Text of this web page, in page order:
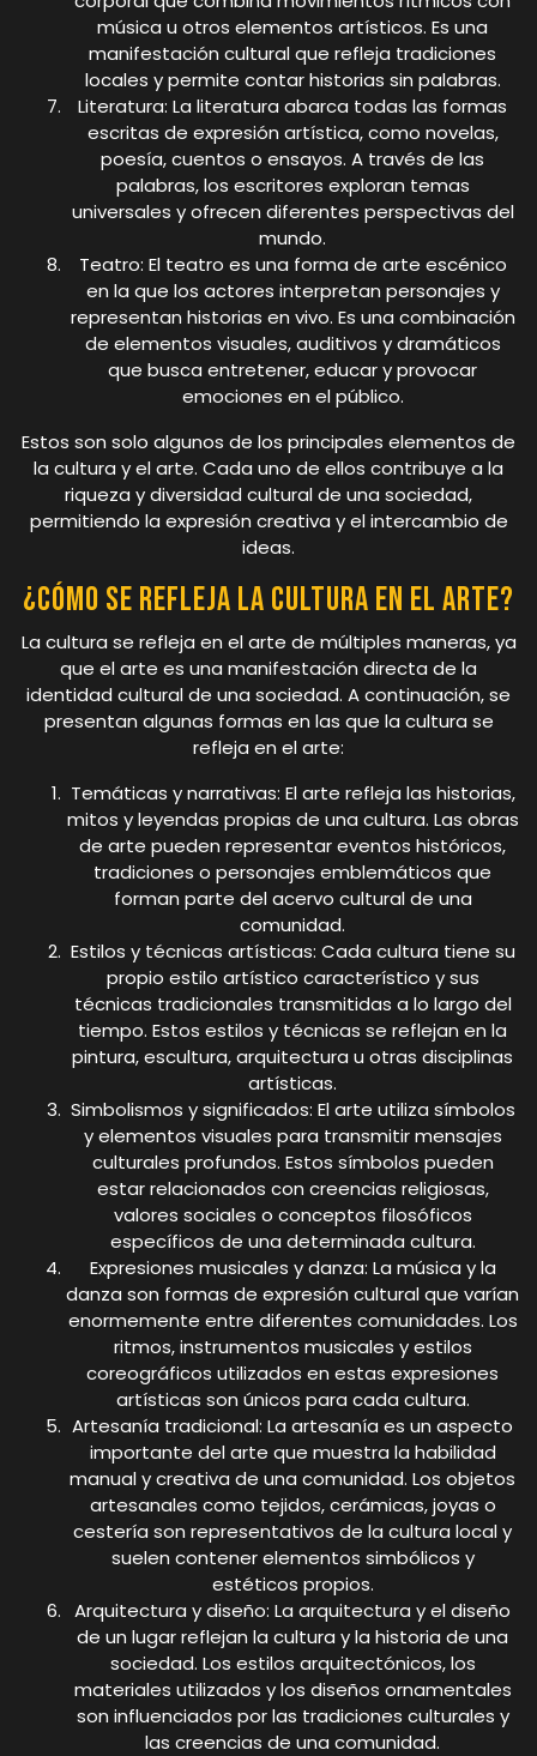
música u otros elementos artísticos. Es una
manifestación cultural que refleja tradiciones
locales y permite contar historias sin palabras.
Literatura: La literatura abarca todas las formas
escritas de expresión artística, como novelas,
poesía, cuentos o ensayos. A través de las
palabras, los escritores exploran temas
universales y ofrecen diferentes perspectivas del
mundo.
Teatro: El teatro es una forma de arte escénico
en la que los actores interpretan personajes y
representan historias en vivo. Es una combinación
de elementos visuales, auditivos y dramáticos
que busca entretener, educar y provocar
emociones en el público.
Estos son solo algunos de los principales elementos de
la cultura y el arte. Cada uno de ellos contribuye a la
riqueza y diversidad cultural de una sociedad,
permitiendo la expresión creativa y el intercambio de
ideas.
¿Cómo se refleja la cultura en el arte?
La cultura se refleja en el arte de múltiples maneras, ya
que el arte es una manifestación directa de la
identidad cultural de una sociedad. A continuación, se
presentan algunas formas en las que la cultura se
refleja en el arte:
Temáticas y narrativas: El arte refleja las historias,
mitos y leyendas propias de una cultura. Las obras
de arte pueden representar eventos históricos,
tradiciones o personajes emblemáticos que
forman parte del acervo cultural de una
comunidad.
Estilos y técnicas artísticas: Cada cultura tiene su
propio estilo artístico característico y sus
técnicas tradicionales transmitidas a lo largo del
tiempo. Estos estilos y técnicas se reflejan en la
pintura, escultura, arquitectura u otras disciplinas
artísticas.
Simbolismos y significados: El arte utiliza símbolos
y elementos visuales para transmitir mensajes
culturales profundos. Estos símbolos pueden
estar relacionados con creencias religiosas,
valores sociales o conceptos filosóficos
específicos de una determinada cultura.
Expresiones musicales y danza: La música y la
danza son formas de expresión cultural que varían
enormemente entre diferentes comunidades. Los
ritmos, instrumentos musicales y estilos
coreográficos utilizados en estas expresiones
artísticas son únicos para cada cultura.
Artesanía tradicional: La artesanía es un aspecto
importante del arte que muestra la habilidad
manual y creativa de una comunidad. Los objetos
artesanales como tejidos, cerámicas, joyas o
cestería son representativos de la cultura local y
suelen contener elementos simbólicos y
estéticos propios.
Arquitectura y diseño: La arquitectura y el diseño
de un lugar reflejan la cultura y la historia de una
sociedad. Los estilos arquitectónicos, los
materiales utilizados y los diseños ornamentales
son influenciados por las tradiciones culturales y
las creencias de una comunidad.